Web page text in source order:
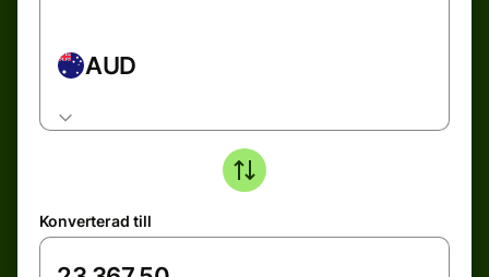
AUD
Konverterad till